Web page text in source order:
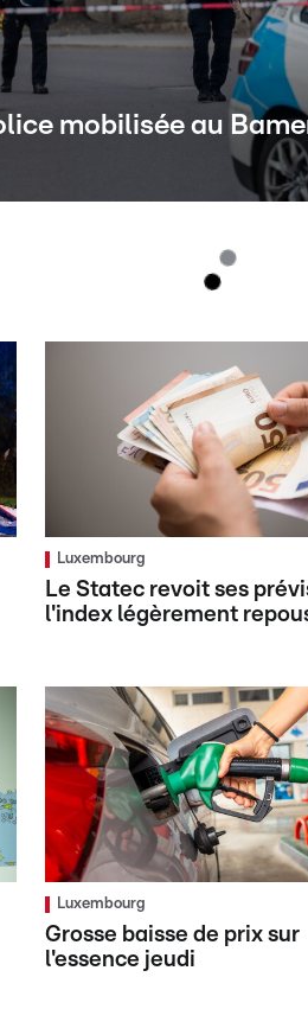
mobilisée au
Luxembourg
Le Statec revoit ses
l'index légèrement
Luxembourg
Grosse baisse de prix sur
l'essence jeudi